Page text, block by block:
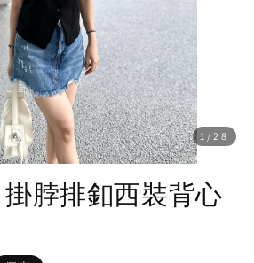
1 /28
脖排釦西裝背心